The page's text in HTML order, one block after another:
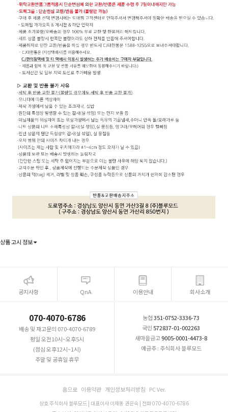
상품 고시 정보
공지사항 QnA 이용안내 회사소개
070-4070-6786
배송 및 재고문의 070-4070-6789
평일 오전10시~오후5시
(점심 오후12시~1시)
주말 및 공휴일 휴무
농협351-0752-3336-73
국민 572837-01-002263
새마을금고9005-0001-4473-8
예금주 : 주식회사 블루모드
홈으로 이용약관 개인정보처리방침 PC Ver.
상호 주식회사 블루모드 | 대표이사 이재동 권은숙 | 전화 070-4070-6786